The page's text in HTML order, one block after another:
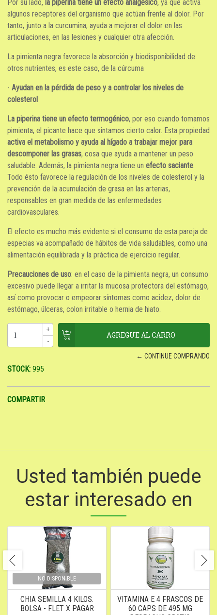
Por su lado, la piperina tiene un efecto analgésico, ya que activa
algunos receptores del organismo que actúan frente al dolor. Por
tanto, junto a la curcumina, ayuda a mejorar el dolor en las
articulaciones, en las lesiones y cualquier otra afección.
La pimienta negra favorece la absorción y biodisponibilidad de
otros nutrientes, es este caso, de la cúrcuma
- Ayudan en la pérdida de peso y a controlar los niveles de
colesterol
La piperina tiene un efecto termogénico, por eso cuando tomamos
pimienta, el picante hace que sintamos cierto calor. Esta propiedad
activa el metabolismo y ayuda al hígado a trabajar mejor para
descomponer las grasas, cosa que ayuda a mantener un peso
saludable. Además, la pimienta negra tiene un efecto saciante.
Todo ésto favorece la regulación de los niveles de colesterol y la
prevención de la acumulación de grasa en las arterias,
responsables en gran medida de las enfermedades
cardiovasculares.
El efecto es mucho más evidente si el consumo de esta pareja de
especias va acompañado de hábitos de vida saludables, como una
alimentación equilibrada y la práctica de ejercicio regular.
Precauciones de uso: en el caso de la pimienta negra, un consumo
excesivo puede llegar a irritar la mucosa protectora del estómago,
así como provocar o empeorar síntomas como acidez, dolor de
estómago, úlceras, colon irritable o hernia de hiato.
+
-
← CONTINUE COMPRANDO
STOCK: 995
COMPARTIR
Usted también puede
estar interesado en
NO DISPONIBLE
CHIA SEMILLA 4 KILOS.
BOLSA - FLET X PAGAR
VITAMINA E 4 FRASCOS DE
60 CAPS DE 495 MG